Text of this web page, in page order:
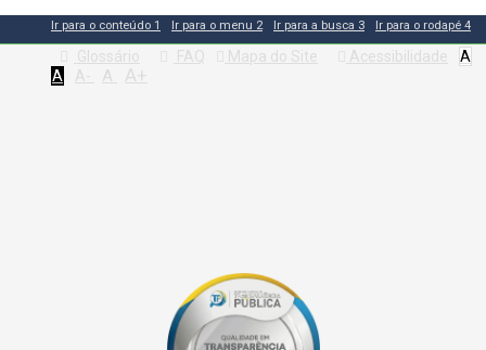
Ir para o conteúdo 1 Ir para o menu 2 Ir para a busca 3 Ir para o rodapé 4
Glossário FAQ Mapa do Site Acessibilidade
A
A
A- A A+